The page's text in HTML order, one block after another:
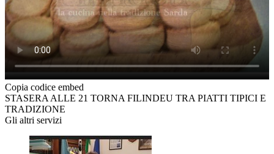
Copia codice embed
STASERA ALLE 21 TORNA FILINDEU TRA PIATTI TIPICI E
TRADIZIONE
Gli altri servizi